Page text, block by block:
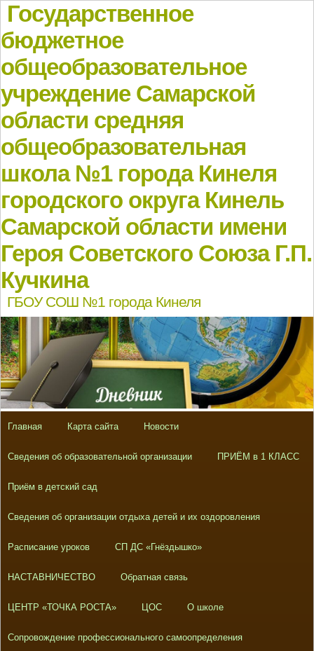
Государственное
бюджетное
общеобразовательное
учреждение Самарской
области средняя
общеобразовательная
школа №1 города Кинеля
городского округа Кинель
Самарской области имени
Героя Советского Союза Г.П.
Кучкина
ГБОУ СОШ №1 города Кинеля
Главная Карта сайта Новости
Сведения об образовательной организации ПРИЁМ в 1 КЛАСС
Приём в детский сад
Сведения об организации отдыха детей и их оздоровления
Расписание уроков СП ДС «Гнёздышко»
НАСТАВНИЧЕСТВО Обратная связь
ЦЕНТР «ТОЧКА РОСТА» ЦОС О школе
Сопровождение профессионального самоопределения